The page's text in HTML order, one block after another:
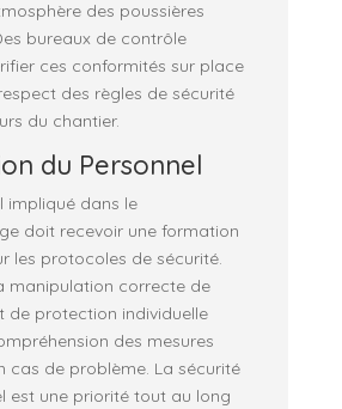
des poussières
bureaux de contrôle
ces conformités sur place
des règles de sécurité
du chantier.
du Personnel
impliqué dans le
doit recevoir une formation
les protocoles de sécurité.
manipulation correcte de
de protection individuelle
des mesures
cas de problème. La sécurité
est une priorité tout au long